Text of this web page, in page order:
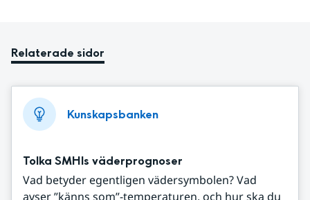
Relaterade sidor
Kunskapsbanken
Tolka SMHIs väderprognoser
Vad betyder egentligen vädersymbolen? Vad
avser ”känns som”-temperaturen, och hur ska du